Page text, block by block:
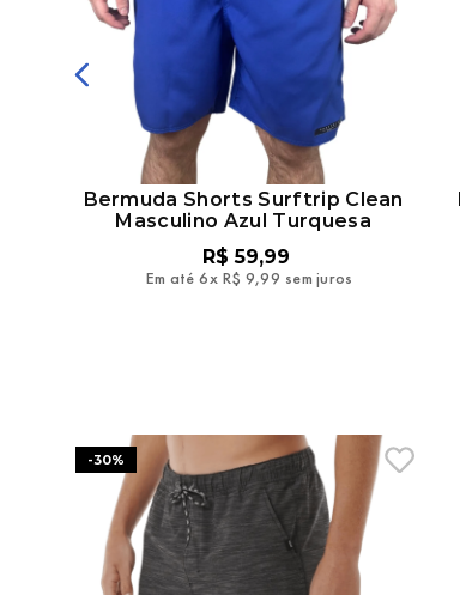
Bermuda Shorts Surftrip Clean
Masculino Azul Turquesa
R$ 59,99
Em até 6x R$ 9,99 sem juros
-30%